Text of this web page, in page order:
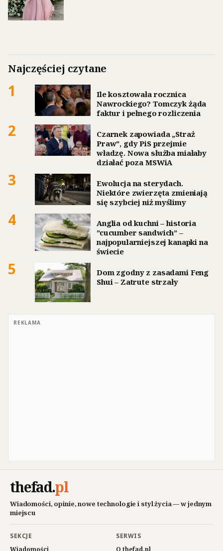
Najczęściej czytane
1
Ile kosztowała rocznica
Nawrockiego? Tomczyk żąda
faktur i pełnego rozliczenia
2
Czarnek zapowiada „Straż
Praw”, gdy PiS przejmie
władzę. Nowa służba miałaby
działać poza MSWiA
3
Ewolucja na sterydach.
Niektóre zwierzęta zmieniają
się szybciej niż myślimy
4
Anglia od kuchni – historia
”cucumber sandwich” –
najpopularniejszej kanapki na
świecie
5
Dom zgodny z zasadami Feng
Shui – Zatrute strzały
REKLAMA
thefad.pl
Wiadomości, opinie, nowe technologie i styl życia — w jednym
miejscu
SEKCJE
Wiadomości
SERWIS
O thefad.pl